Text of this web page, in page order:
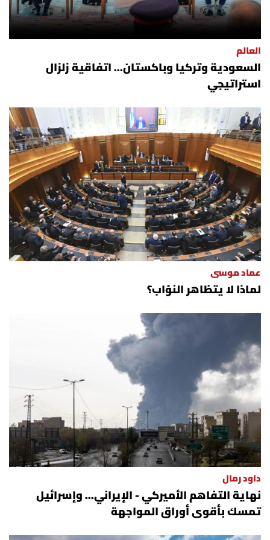
كتّابنا
تحت المجهر
آراء
اقتصاد
العالم
الصحافة الإسرائيلية
ثقافة وفنون
فصل من كتاب
اقرأ تضحك
كاميرا
سجالات
صحّة وصحن
الرياضة
منوّعات
حظّك اليوم
للتاريخ
العالم
السعودية وتركيا وباكستان... اتفاقية زلزال
استراتيجي
عماد موسى
لماذا لا يتظاهر النوّاب؟
داود رمال
نهاية التفاهم الأميركي - الإيراني... وإسرائيل
تمسك بأقوى أوراق المواجهة